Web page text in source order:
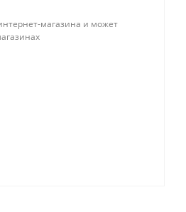
магазина и может